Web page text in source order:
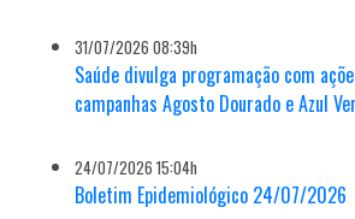
31/07/2026 08:39h
Saúde divulga programação com
campanhas Agosto Dourado e Azul
24/07/2026 15:04h
Boletim Epidemiológico 24/07/2026